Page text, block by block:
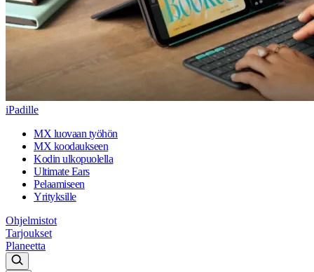
iPadille
MX luovaan työhön
MX koodaukseen
Kodin ulkopuolella
Ultimate Ears
Pelaamiseen
Yrityksille
Ohjelmistot
Tarjoukset
Planeetta